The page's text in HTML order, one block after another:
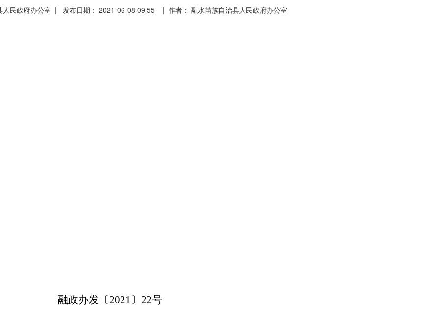
人民政府办公室 | 发布日期： 2021-06-08 09:55 | 作者： 融水苗族自治县人民政府办公室
融政办发 〔2021 〕 22号